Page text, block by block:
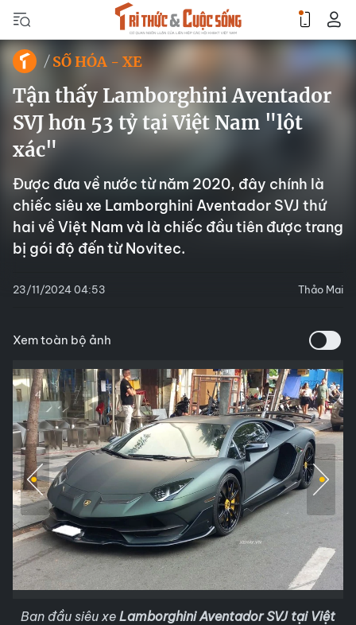
SỐ HÓA - XE
Tận thấy Lamborghini Aventador
SVJ hơn 53 tỷ tại Việt Nam "lột
xác"
Được đưa về nước từ năm 2020, đây chính là
chiếc siêu xe Lamborghini Aventador SVJ thứ
hai về Việt Nam và là chiếc đầu tiên được trang
bị gói độ đến từ Novitec.
23/11/2024 04:53 Thảo Mai
Xem toàn bộ ảnh
Ban đầu siêu xe Lamborghini Aventador SVJ tại Việt